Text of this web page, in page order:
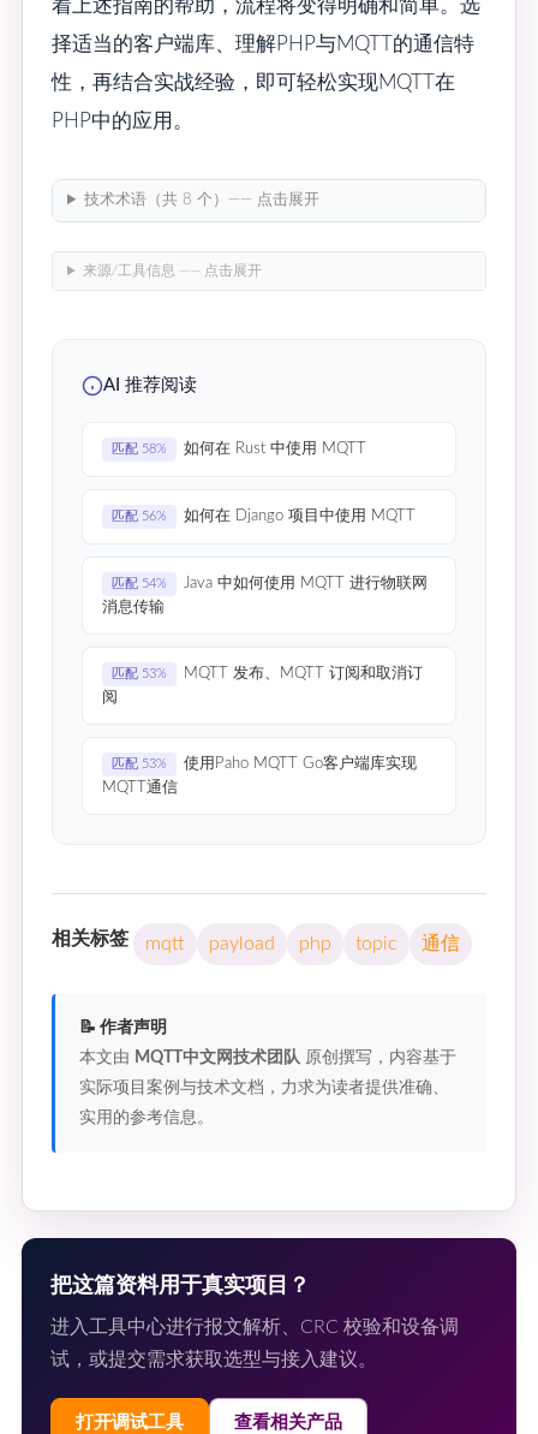
着上述指南的帮助，流程将变得明确和简单。选
择适当的客户端库、理解PHP与MQTT的通信特
性，再结合实战经验，即可轻松实现MQTT在
PHP中的应用。
技术术语（共 8 个）—— 点击展开
来源/工具信息 —— 点击展开
AI 推荐阅读
匹配 58% 如何在 Rust 中使用 MQTT
匹配 56% 如何在 Django 项目中使用 MQTT
匹配 54%
Java 中如何使用 MQTT 进行物联网
消息传输
匹配 53%
MQTT 发布、MQTT 订阅和取消订
阅
匹配 53%
使用Paho MQTT Go客户端库实现
MQTT通信
相关标签 mqtt payload php topic 通信
📝 作者声明
本文由 MQTT中文网技术团队 原创撰写，内容基于
实际项目案例与技术文档，力求为读者提供准确、
实用的参考信息。
把这篇资料用于真实项目？
进入工具中心进行报文解析、CRC 校验和设备调
试，或提交需求获取选型与接入建议。
打开调试工具 查看相关产品